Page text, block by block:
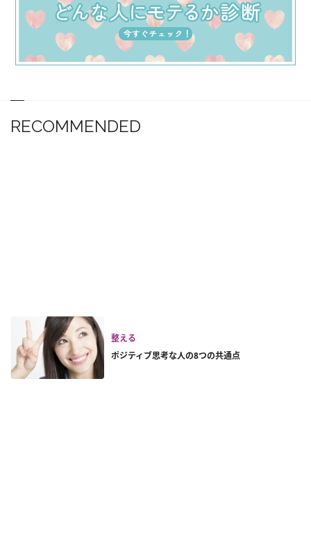
RECOMMENDED
整える
ポジティブ思考な人の8つの共通点